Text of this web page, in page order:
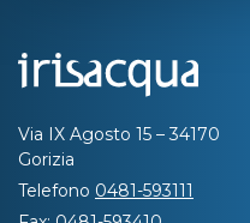
Via IX Agosto 15 – 34170
Gorizia
Telefono 0481-593111